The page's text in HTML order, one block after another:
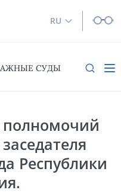
RU
СУДЫ
Республики